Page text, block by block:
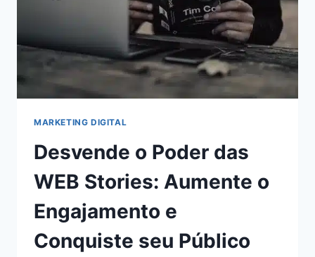
MARKETING DIGITAL
Desvende o Poder das
WEB Stories: Aumente o
Engajamento e
Conquiste seu Público